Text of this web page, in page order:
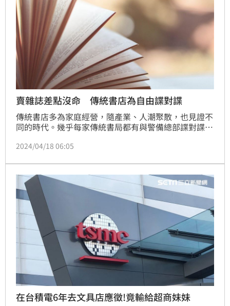
賣雜誌差點沒命 傳統書店為自由諜對諜
傳統書店多為家庭經營，隨產業、人潮聚散，也見證不
同的時代。幾乎每家傳統書局都有與警備總部諜對諜的
店二代老闆潘學德表示：「搶手啊，像《美麗島雜
就很遜。」
2024/04/18 06:05
在台積電6年去文具店應徵!竟輸給超商妹妹